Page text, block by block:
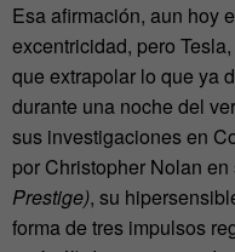
Esa afirmación, aun hoy
excentricidad, pero
que extrapolar lo que ya
durante una noche del
sus investigaciones en
por Christopher Nolan en
Prestige), su
forma de tres impulsos